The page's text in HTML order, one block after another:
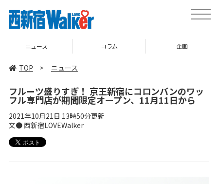
toggle
コラム 企画 TOP
TOP > ニュース
フルーツ盛りすぎ！ 京王新宿にコロンバンのワッ
フル専門店が期間限定オープン、11月11日から
2021年10月21日 13時50分更新
文● 西新宿LOVEWalker